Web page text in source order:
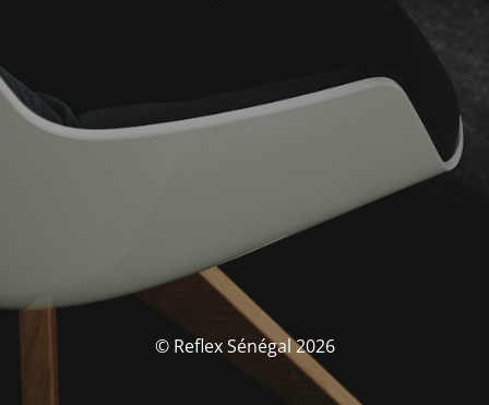
© Reflex Sénégal 2026